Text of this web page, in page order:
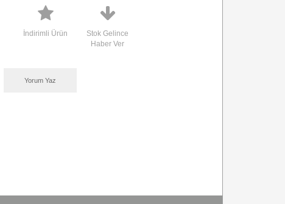
İndirimli Ürün
Stok Gelince
Haber Ver
Yorum Yaz